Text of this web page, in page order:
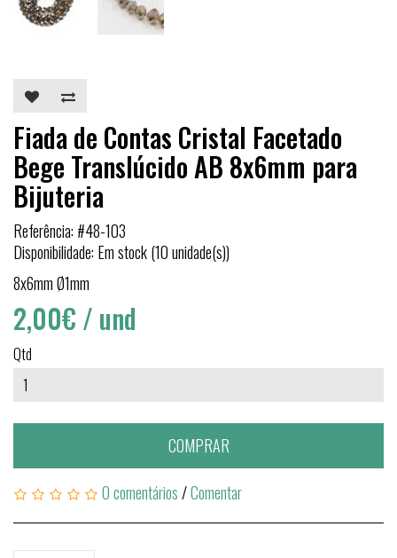
Fiada de Contas Cristal Facetado
Bege Translúcido AB 8x6mm para
Bijuteria
Referência: #48-103
Disponibilidade: Em stock (10 unidade(s))
8x6mm Ø1mm
2,00€ / und
Qtd
COMPRAR
0 comentários/Comentar